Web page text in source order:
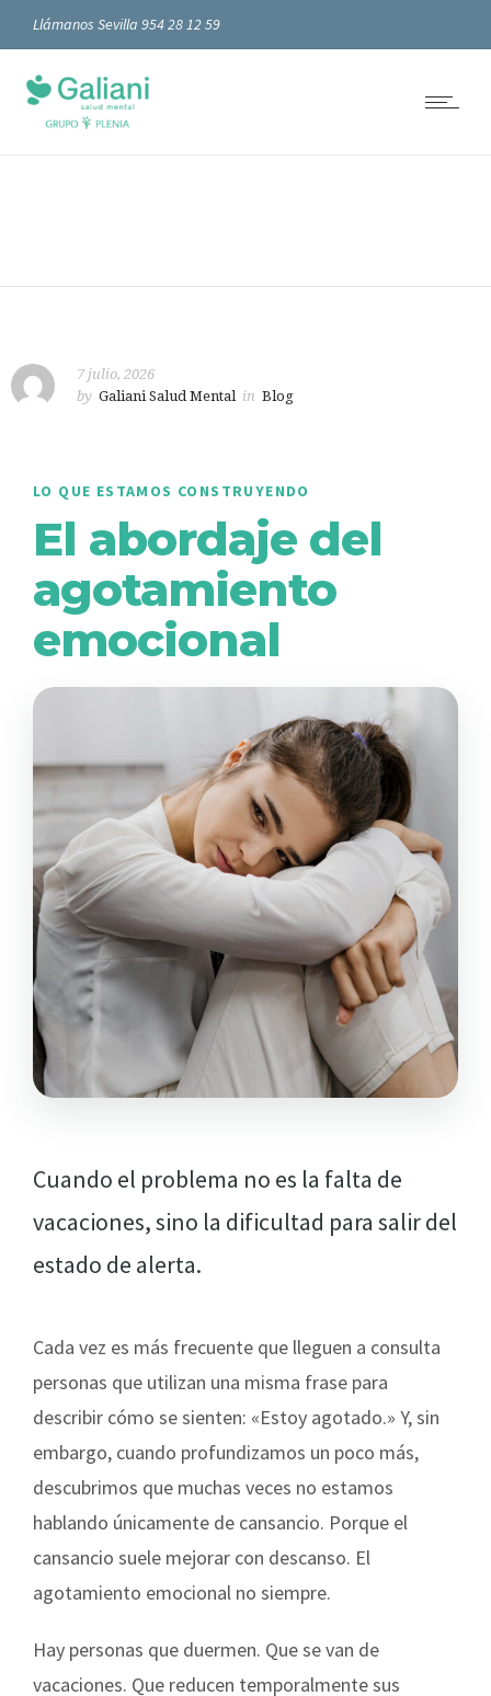
Llámanos Sevilla 954 28 12 59
7 julio, 2026
by Galiani Salud Mental in Blog
LO QUE ESTAMOS CONSTRUYENDO
El abordaje del
agotamiento
emocional
Cuando el problema no es la falta de
vacaciones, sino la dificultad para salir del
estado de alerta.
Cada vez es más frecuente que lleguen a consulta
personas que utilizan una misma frase para
describir cómo se sienten: «Estoy agotado.» Y, sin
embargo, cuando profundizamos un poco más,
descubrimos que muchas veces no estamos
hablando únicamente de cansancio. Porque el
cansancio suele mejorar con descanso. El
agotamiento emocional no siempre.
Hay personas que duermen. Que se van de
vacaciones. Que reducen temporalmente sus